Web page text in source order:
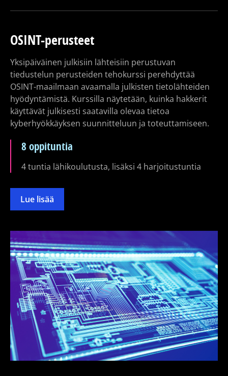
OSINT-perusteet
Yksipäiväinen julkisiin lähteisiin perustuvan
tiedustelun perusteiden tehokurssi perehdyttää
OSINT-maailmaan avaamalla julkisten tietolähteiden
hyödyntämistä. Kurssilla näytetään, kuinka hakkerit
käyttävät julkisesti saatavilla olevaa tietoa
kyberhyökkäyksen suunnitteluun ja toteuttamiseen.
8 oppituntia
4 tuntia lähikoulutusta, lisäksi 4 harjoitustuntia
Lue lisää